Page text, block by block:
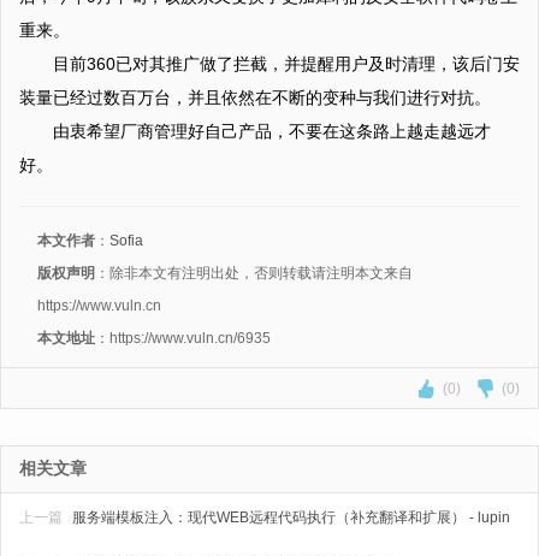
重来。
目前360已对其推广做了拦截，并提醒用户及时清理，该后门安
装量已经过数百万台，并且依然在不断的变种与我们进行对抗。
由衷希望厂商管理好自己产品，不要在这条路上越走越远才
好。
本文作者 ： Sofia
版权声明 ：除非本文有注明出处，否则转载请注明本文来自
https://www.vuln.cn
本文地址 ：https://www.vuln.cn/6935
(0) (0)
相关文章
上一篇 服务端模板注入：现代WEB远程代码执行（补充翻译和扩展） - lupin